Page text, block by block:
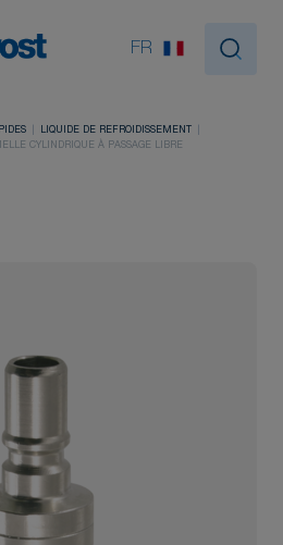
FR
LIQUIDE DE REFROIDISSEMENT
CYLINDRIQUE À PASSAGE LIBRE